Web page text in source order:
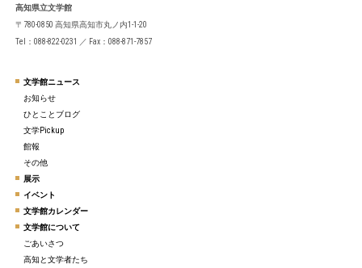
高知県立文学館
〒780-0850 高知県高知市丸ノ内1-1-20
Tel：088-822-0231 ／ Fax：088-871-7857
文学館ニュース
お知らせ
ひとことブログ
文学Pickup
館報
その他
展示
イベント
文学館カレンダー
文学館について
ごあいさつ
高知と文学者たち